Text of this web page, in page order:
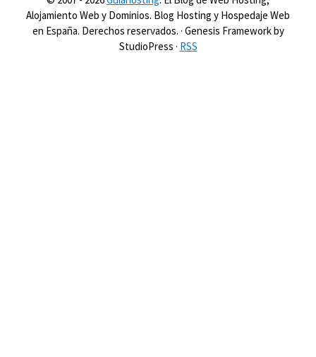
Alojamiento Web y Dominios. Blog Hosting y Hospedaje Web
en España. Derechos reservados. · Genesis Framework by
StudioPress · RSS